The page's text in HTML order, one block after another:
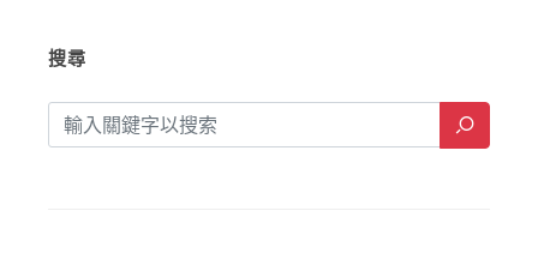
搜尋